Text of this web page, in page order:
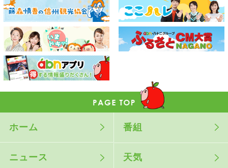
ホーム 番組
ニュース 天気